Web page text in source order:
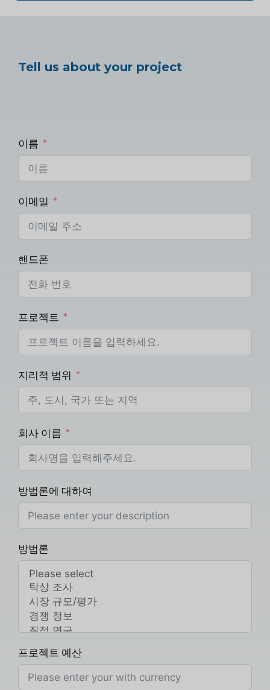
Tell us about your project
이름
이메일
핸드폰
프로젝트
지리적 범위
회사 이름
방법론에 대하여
방법론
프로젝트 예산